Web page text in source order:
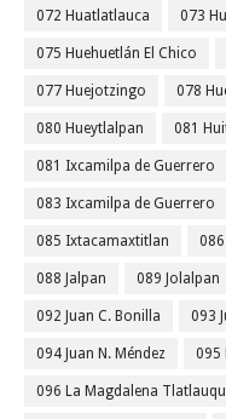
072 Huatlatlauca 073
075 Huehuetlán El Chico
077 Huejotzingo 078
080 Hueytlalpan 081
081 Ixcamilpa de Guerrero
083 Ixcamilpa de Guerrero
085 Ixtacamaxtitlan
088 Jalpan 089 Jolalpan
092 Juan C. Bonilla 093
094 Juan N. Méndez 095
096 La Magdalena